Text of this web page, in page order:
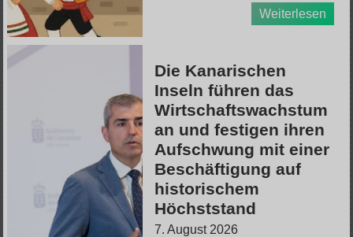
Weiterlesen
Die Kanarischen
Inseln führen das
Wirtschaftswachstum
an und festigen ihren
Aufschwung mit einer
Beschäftigung auf
historischem
Höchststand
7. August 2026